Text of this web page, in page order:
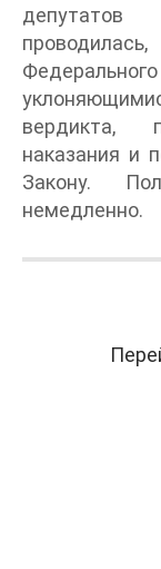
депутатов
вердикта,
наказания и
Закону.
немедленно.